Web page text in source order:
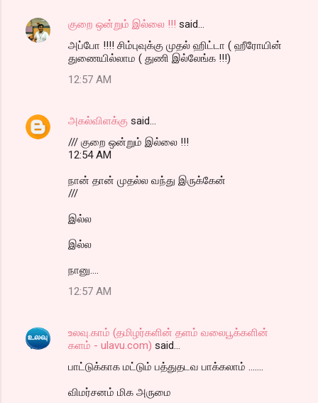
குறை ஒன்றும் இல்லை !!! said…
அப்போ !!!! சிம்புவுக்கு முதல் ஹிட்டா ( ஹீரோயின்
துணையில்லாம ( துணி இல்லேங்க !!!)
12:57 AM
அகல்விளக்கு said…
/// குறை ஒன்றும் இல்லை !!!
12:54 AM
நான் தான் முதல்ல வந்து இருக்கேன்
///
இல்ல
இல்ல
நானு....
12:57 AM
உலவு.காம் (தமிழர்களின் தளம் வலைபூக்களின்
களம் - ulavu.com) said…
பாட்டுக்காக மட்டும் பத்துதடவ பாக்கலாம் .......
விமர்சனம் மிக அருமை